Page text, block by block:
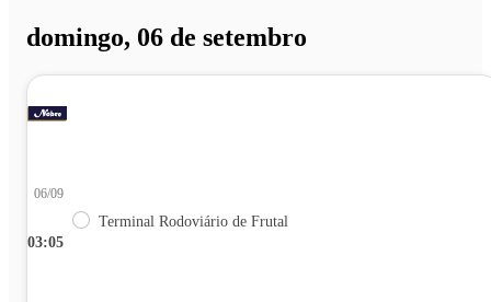
domingo, 06 de setembro
03:05
06/09
Terminal Rodoviário de Frutal